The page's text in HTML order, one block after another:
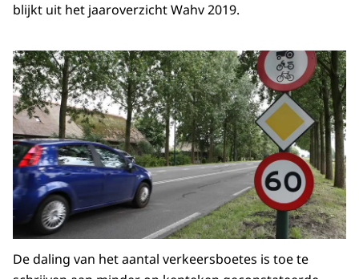
blijkt uit het jaaroverzicht Wahv 2019.
De daling van het aantal verkeersboetes is toe te